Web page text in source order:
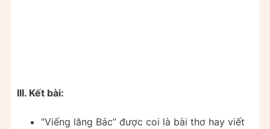
III. Kết bài:
“Viếng lăng Bác” được coi là bài thơ hay viết